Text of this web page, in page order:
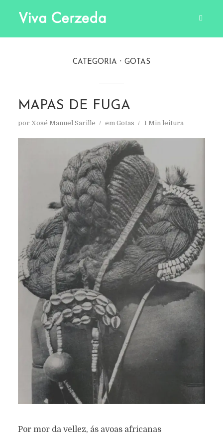
CATEGORIA GOTAS
MAPAS DE FUGA
por Xosé Manuel Sarille em Gotas 1 Min leitura
Por mor da vellez, ás avoas africanas